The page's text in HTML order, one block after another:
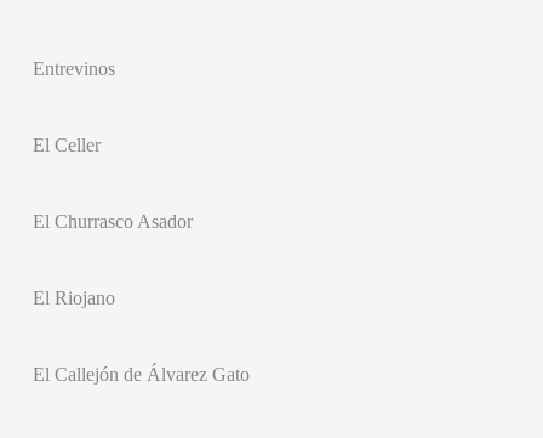
Entrevinos
El Celler
El Churrasco Asador
El Riojano
El Callejón de Álvarez Gato